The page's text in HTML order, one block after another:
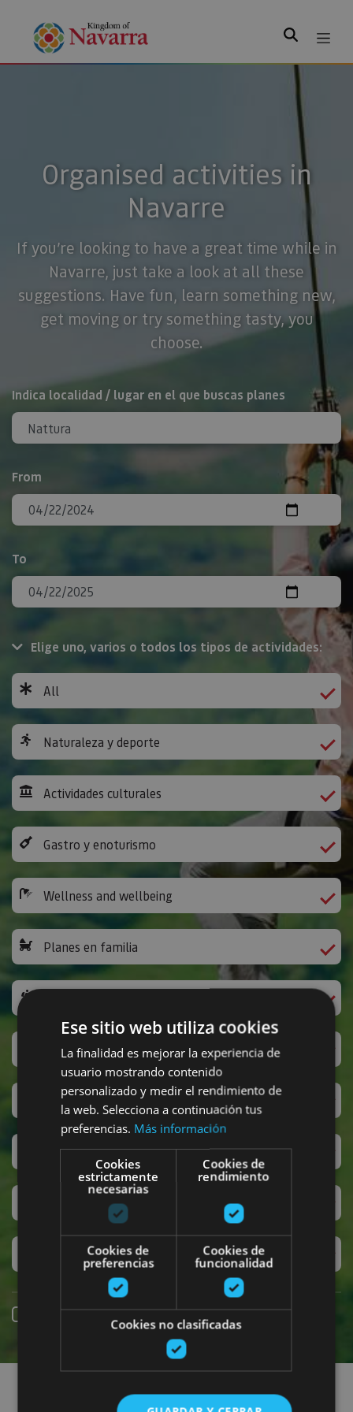
Search
Organised activities in
Navarre
If you’re looking to have a great time while in
Navarre, just take a look at all these
suggestions. Have fun, learn something new,
get moving or try something tasty, you
choose.
Search
Indica localidad / lugar en el que buscas planes
From
To
Elige uno, varios o todos los tipos de actividades:
All
Naturaleza y deporte
Actividades culturales
Gastro y enoturismo
Wellness and wellbeing
Planes en familia
Leisure activities and others
San Fermin
Accesibilidad
Turismo regenerativo
Experiencias exclusivas
Online booking
Find plans
Ese sitio web utiliza cookies
La finalidad es mejorar la experiencia de
usuario mostrando contenido
personalizado y medir el rendimiento de
la web. Selecciona a continuación tus
preferencias. Más información
Cookies
estrictamente
necesarias
Cookies de
rendimiento
Cookies de
preferencias
Cookies de
funcionalidad
Cookies no clasificadas